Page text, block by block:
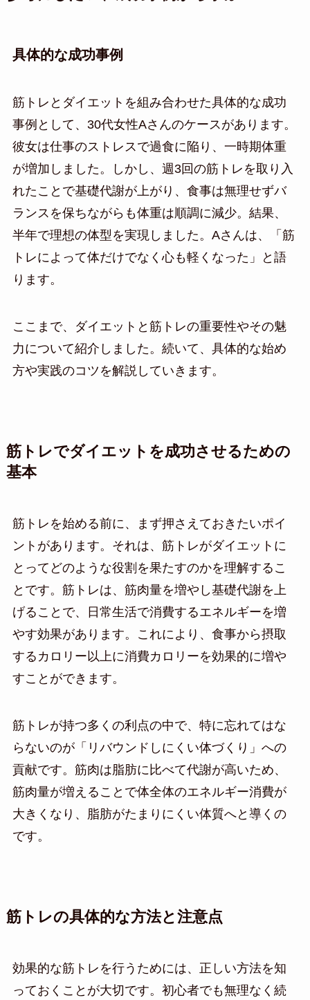
具体的な成功事例
筋トレとダイエットを組み合わせた具体的な成功
事例として、30代女性Aさんのケースがあります。
彼女は仕事のストレスで過食に陥り、一時期体重
が増加しました。しかし、週3回の筋トレを取り入
れたことで基礎代謝が上がり、食事は無理せずバ
ランスを保ちながらも体重は順調に減少。結果、
半年で理想の体型を実現しました。Aさんは、「筋
トレによって体だけでなく心も軽くなった」と語
ります。
ここまで、ダイエットと筋トレの重要性やその魅
力について紹介しました。続いて、具体的な始め
方や実践のコツを解説していきます。
筋トレでダイエットを成功させるための
基本
筋トレを始める前に、まず押さえておきたいポイ
ントがあります。それは、筋トレがダイエットに
とってどのような役割を果たすのかを理解するこ
とです。筋トレは、筋肉量を増やし基礎代謝を上
げることで、日常生活で消費するエネルギーを増
やす効果があります。これにより、食事から摂取
するカロリー以上に消費カロリーを効果的に増や
すことができます。
筋トレが持つ多くの利点の中で、特に忘れてはな
らないのが「リバウンドしにくい体づくり」への
貢献です。筋肉は脂肪に比べて代謝が高いため、
筋肉量が増えることで体全体のエネルギー消費が
大きくなり、脂肪がたまりにくい体質へと導くの
です。
筋トレの具体的な方法と注意点
効果的な筋トレを行うためには、正しい方法を知
っておくことが大切です。初心者でも無理なく続